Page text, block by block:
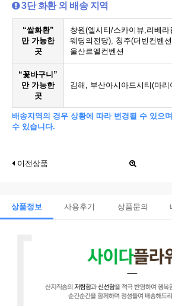
3단 화환 외 배송 지역
“쌀화환”
만 가능한
곳
창원(엘시티/스카이뷰,리베
웨딩의전당), 청주(더빈컨벤
울산르엘컨벤션
“꽃바구니”
만 가능한
곳
김해, 부산아시아드시티(마리
배송지역의 경우 상황에 따라 변경될 수 있으
수 있습니다.
이전상품
상품정보 사용후기 상품문의